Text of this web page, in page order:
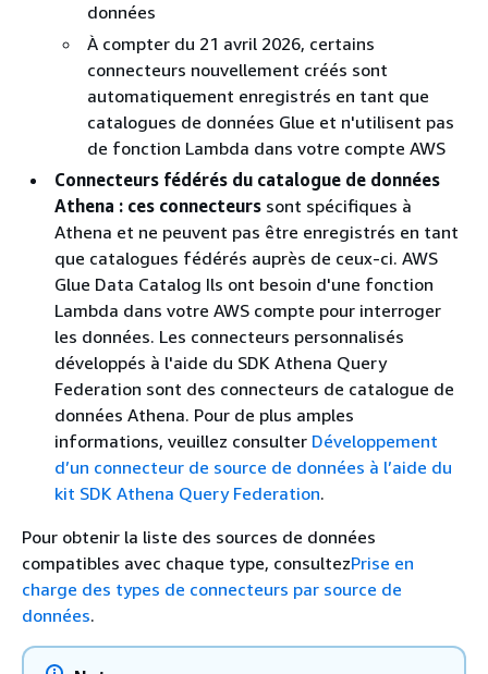
données
À compter du 21 avril 2026, certains
connecteurs nouvellement créés sont
automatiquement enregistrés en tant que
catalogues de données Glue et n'utilisent pas
de fonction Lambda dans votre compte AWS
Connecteurs fédérés du catalogue de données
Athena : ces connecteurs sont spécifiques à
Athena et ne peuvent pas être enregistrés en tant
que catalogues fédérés auprès de ceux-ci. AWS
Glue Data Catalog Ils ont besoin d'une fonction
Lambda dans votre AWS compte pour interroger
les données. Les connecteurs personnalisés
développés à l'aide du SDK Athena Query
Federation sont des connecteurs de catalogue de
données Athena. Pour de plus amples
informations, veuillez consulter Développement
d’un connecteur de source de données à l’aide du
kit SDK Athena Query Federation.
Pour obtenir la liste des sources de données
compatibles avec chaque type, consultezPrise en
charge des types de connecteurs par source de
données.